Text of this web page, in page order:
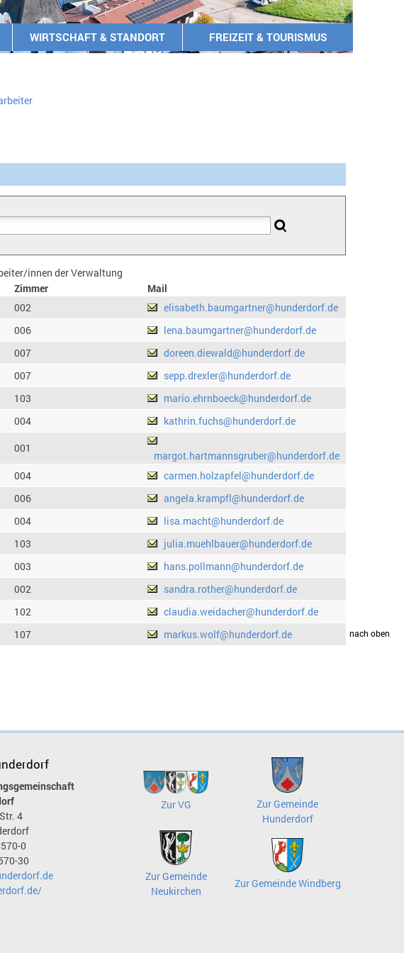
WIRTSCHAFT & STANDORT FREIZEIT & TOURISMUS
innen der Verwaltung
Zimmer
Mail
002
elisabeth.baumgartner@hunderdorf.de
006
lena.baumgartner@hunderdorf.de
007
doreen.diewald@hunderdorf.de
007
sepp.drexler@hunderdorf.de
103
mario.ehrnboeck@hunderdorf.de
004
kathrin.fuchs@hunderdorf.de
001
margot.hartmannsgruber@hunderdorf.de
004
carmen.holzapfel@hunderdorf.de
006
angela.krampfl@hunderdorf.de
004
lisa.macht@hunderdorf.de
103
julia.muehlbauer@hunderdorf.de
003
hans.pollmann@hunderdorf.de
002
sandra.rother@hunderdorf.de
102
claudia.weidacher@hunderdorf.de
107 markus.wolf@hunderdorf.dedrucken nach oben
4
0
30
Zur VG
Zur Gemeinde
Hunderdorf
Zur Gemeinde
Neukirchen
Zur Gemeinde Windberg